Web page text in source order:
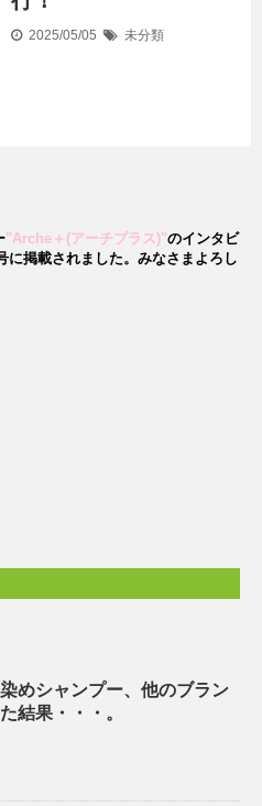
2025/05/05 未分類
"Arche＋(アーチプラス)"のインタビ
に掲載されました。みなさまよろし
めシャンプー、他のブラン
結果・・・。